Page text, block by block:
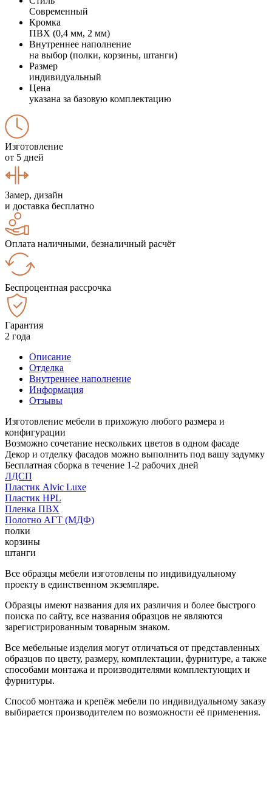
Современный
Кромка
ПВХ (0,4 мм, 2 мм)
Внутреннее наполнение
на выбор (полки, корзины, штанги)
Размер
индивидуальный
Цена
указана за базовую комплектацию
Изготовление
от 5 дней
Замер, дизайн
и доставка бесплатно
Оплата наличными, безналичный расчёт
Беспроцентная рассрочка
Гарантия
2 года
Описание
Отделка
Внутреннее наполнение
Информация
Отзывы
Изготовление мебели в прихожую любого размера и
конфигурации
Возможно сочетание нескольких цветов в одном фасаде
Декор и отделку фасадов можно выполнить под вашу задумку
Бесплатная сборка в течение 1-2 рабочих дней
ЛДСП
Пластик Alvic Luxe
Пластик HPL
Пленка ПВХ
Полотно АГТ (МДФ)
полки
корзины
штанги
Все образцы мебели изготовлены по индивидуальному
проекту в единственном экземпляре.
Образцы имеют названия для их различия и более быстрого
поиска по сайту, все названия образцов не являются
зарегистрированным товарным знаком.
Все мебельные изделия могут отличаться от представленных
образцов по цвету, размеру, комплектации, фурнитуре, а также
способами монтажа и производителями комплектующих и
фурнитуры.
Способ монтажа и крепёж мебели по индивидуальному заказу
выбирается производителем по возможности её применения.